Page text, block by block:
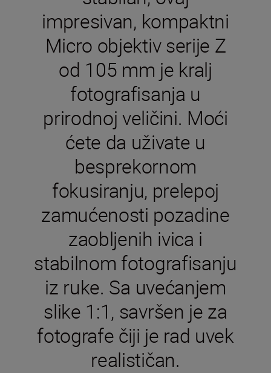
impresivan, kompaktni
Micro objektiv serije Z
od 105 mm je kralj
fotografisanja u
prirodnoj veličini. Moći
ćete da uživate u
besprekornom
fokusiranju, prelepoj
zamućenosti pozadine
zaobljenih ivica i
stabilnom fotografisanju
iz ruke. Sa uvećanjem
slike 1:1, savršen je za
fotografe čiji je rad uvek
realističan.